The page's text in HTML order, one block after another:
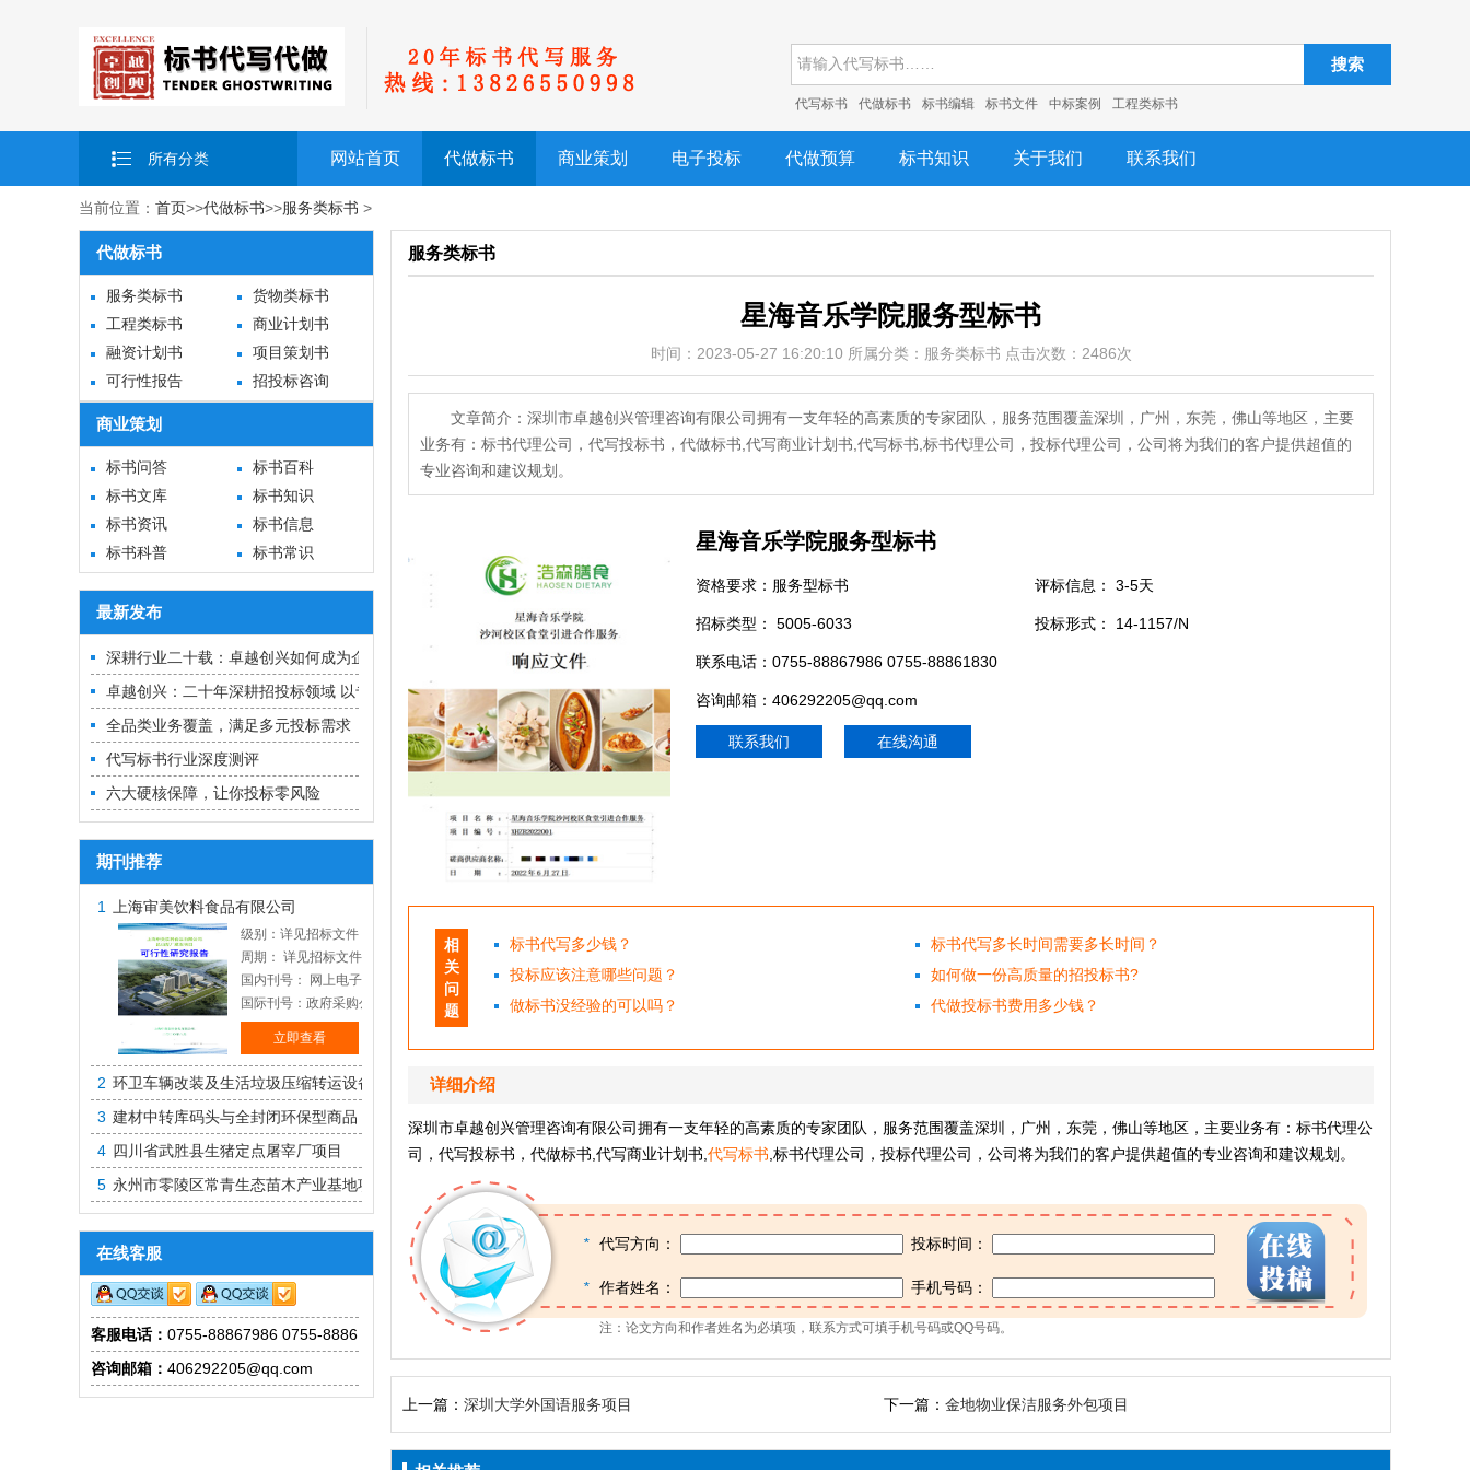
搜索
代写标书 代做标书 标书编辑 标书文件 中标案例 工程类标书
所有分类 网站首页 代做标书 商业策划 电子投标 代做预算 标书知识 关于我们 联系我们
当前位置： 首页>>代做标书>>服务类标书 >
代做标书
服务类标书
货物类标书
工程类标书
商业计划书
融资计划书
项目策划书
可行性报告
招投标咨询
商业策划
标书问答
标书百科
标书文库
标书知识
标书资讯
标书信息
标书科普
标书常识
最新发布
深耕行业二十载：卓越创兴如何成为企业招投标的“隐形冠军”？
卓越创兴：二十年深耕招投标领域 以专业实力铸就中标标杆
全品类业务覆盖，满足多元投标需求
代写标书行业深度测评
六大硬核保障，让你投标零风险
期刊推荐
1 上海审美饮料食品有限公司
级别：详见招标文件
周期： 详见招标文件
国内刊号： 网上电子投标
国际刊号：政府采购公开招标
立即查看
2 环卫车辆改装及生活垃圾压缩转运设备
3 建材中转库码头与全封闭环保型商品
4 四川省武胜县生猪定点屠宰厂项目
5 永州市零陵区常青生态苗木产业基地项目
在线客服
客服电话： 0755-88867986 0755-88861830
咨询邮箱： 406292205@qq.com
服务类标书
星海音乐学院服务型标书
时间：2023-05-27 16:20:10 所属分类：服务类标书 点击次数：2486次
文章简介：深圳市卓越创兴管理咨询有限公司拥有一支年轻的高素质的专家团队，服务范围覆盖深圳，广州，东莞，佛山等地区，主要
业务有：标书代理公司，代写投标书，代做标书,代写商业计划书,代写标书,标书代理公司，投标代理公司，公司将为我们的客户提供超值的
专业咨询和建议规划。
星海音乐学院服务型标书
评标信息： 3-5天
资格要求：服务型标书
投标形式： 14-1157/N
招标类型： 5005-6033
联系电话：0755-88867986 0755-88861830
咨询邮箱：406292205@qq.com
联系我们 在线沟通
相
关
问
题
标书代写多少钱？
标书代写多长时间需要多长时间？
投标应该注意哪些问题？
如何做一份高质量的招投标书?
做标书没经验的可以吗？
代做投标书费用多少钱？
详细介绍
深圳市卓越创兴管理咨询有限公司拥有一支年轻的高素质的专家团队，服务范围覆盖深圳，广州，东莞，佛山等地区，主要业务有：标书代理公
司，代写投标书，代做标书,代写商业计划书, 代写标书 ,标书代理公司，投标代理公司，公司将为我们的客户提供超值的专业咨询和建议规划。
* 代写方向： 投标时间：
* 作者姓名： 手机号码：
注：论文方向和作者姓名为必填项，联系方式可填手机号码或QQ号码。
上一篇： 深圳大学外国语服务项目 下一篇： 金地物业保洁服务外包项目